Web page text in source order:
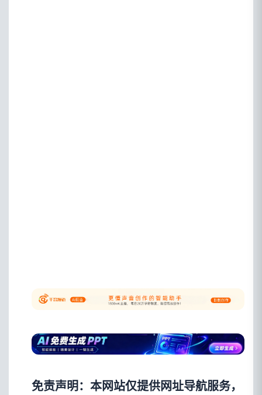
免责声明：本网站仅提供网址导航服务，